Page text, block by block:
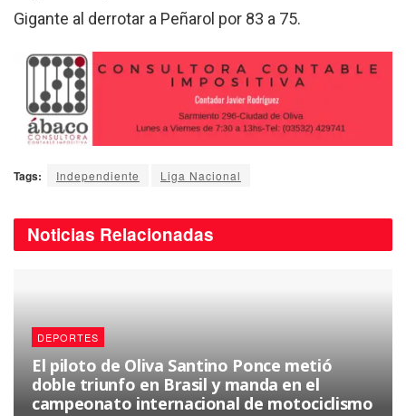
Gigante al derrotar a Peñarol por 83 a 75.
Tags: Independiente Liga Nacional
Noticias Relacionadas
DEPORTES
El piloto de Oliva Santino Ponce metió
doble triunfo en Brasil y manda en el
campeonato internacional de motociclismo